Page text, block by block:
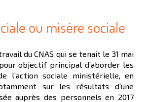
ou misère sociale
du CNAS qui se tenait le 31 mai
objectif principal d’aborder les
l’action sociale ministérielle, en
sur les résultats d’une
auprès des personnels en 2017